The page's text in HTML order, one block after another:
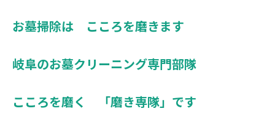
お墓掃除は こころを磨きます
岐阜のお墓クリーニング専門部隊
こころを磨く 「磨き専隊」です